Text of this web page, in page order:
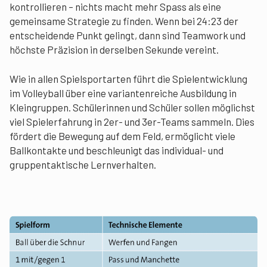
kontrollieren – nichts macht mehr Spass als eine
gemeinsame Strategie zu finden. Wenn bei 24:23 der
entscheidende Punkt gelingt, dann sind Teamwork und
höchste Präzision in derselben Sekunde vereint.
Wie in allen Spielsportarten führt die Spielentwicklung
im Volleyball über eine variantenreiche Ausbildung in
Kleingruppen. Schülerinnen und Schüler sollen möglichst
viel Spielerfahrung in 2er- und 3er-Teams sammeln. Dies
fördert die Bewegung auf dem Feld, ermöglicht viele
Ballkontakte und beschleunigt das individual- und
gruppentaktische Lernverhalten.